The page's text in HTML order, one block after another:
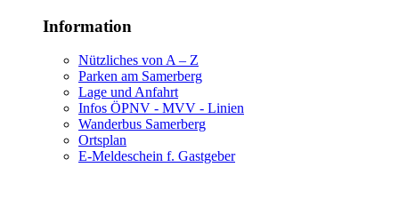
Information
Nützliches von A – Z
Parken am Samerberg
Lage und Anfahrt
Infos ÖPNV - MVV - Linien
Wanderbus Samerberg
Ortsplan
E-Meldeschein f. Gastgeber